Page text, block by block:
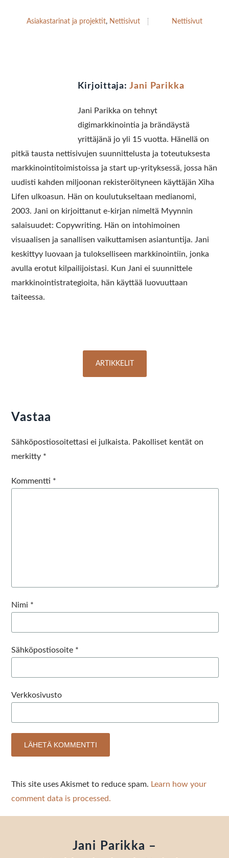
Asiakastarinat ja projektit, Nettisivut Nettisivut
Kirjoittaja:Jani Parikka
Jani Parikka on tehnyt
digimarkkinointia ja brändäystä
yrittäjänä jo yli 15 vuotta. Hänellä on
pitkä tausta nettisivujen suunnittelusta ja toteutuksesta
markkinointitoimistoissa ja start up-yrityksessä, jossa hän
uudisti kahden miljoonan rekisteröityneen käyttäjän Xiha
Lifen ulkoasun. Hän on koulutukseltaan medianomi,
2003. Jani on kirjoittanut e-kirjan nimeltä Myynnin
salaisuudet: Copywriting. Hän on intohimoinen
visuaalisen ja sanallisen vaikuttamisen asiantuntija. Jani
keskittyy luovaan ja tulokselliseen markkinointiin, jonka
avulla erotut kilpailijoistasi. Kun Jani ei suunnittele
markkinointistrategioita, hän käyttää luovuuttaan
taiteessa.
ARTIKKELIT
Vastaa
Sähköpostiosoitettasi ei julkaista. Pakolliset kentät on
merkitty *
Kommentti *
Nimi *
Sähköpostiosoite *
Verkkosivusto
This site uses Akismet to reduce spam. Learn how your
comment data is processed.
Jani Parikka –